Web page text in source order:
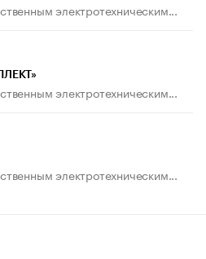
электротехническим...
электротехническим...
электротехническим...